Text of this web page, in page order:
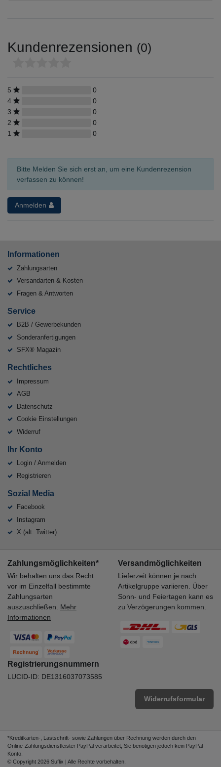
Kundenrezensionen (0)
5
0
4
0
3
0
2
0
1
0
Bitte Melden Sie sich erst an, um eine Kundenrezension
verfassen zu können!
Anmelden
Informationen
Zahlungsarten
Versandarten & Kosten
Fragen & Antworten
Service
B2B / Gewerbekunden
Sonderanfertigungen
SFX® Magazin
Rechtliches
Impressum
AGB
Datenschutz
Cookie Einstellungen
Widerruf
Ihr Konto
Login / Anmelden
Registrieren
Sozial Media
Facebook
Instagram
X (alt: Twitter)
Zahlungsmöglichkeiten*
Wir behalten uns das Recht
vor im Einzelfall bestimmte
Zahlungsarten
auszuschließen. Mehr
Informationen
Versandmöglichkeiten
Lieferzeit können je nach
Artikelgruppe variieren. Über
Sonn- und Feiertagen kann es
zu Verzögerungen kommen.
Registrierungsnummern
LUCID-ID: DE1316037073585
Widerrufsformular
*Kreditkarten-, Lastschrift- sowie Zahlungen über Rechnung werden durch den
Online-Zahlungsdienstleister PayPal verarbeitet, Sie benötigen jedoch kein PayPal-
Konto.
© Copyright 2026 Suflix | Alle Rechte vorbehalten.